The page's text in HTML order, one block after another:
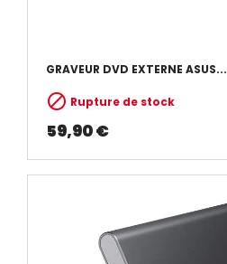
GRAVEUR DVD EXTERNE ASUS...
 Rupture de stock
59,90 €